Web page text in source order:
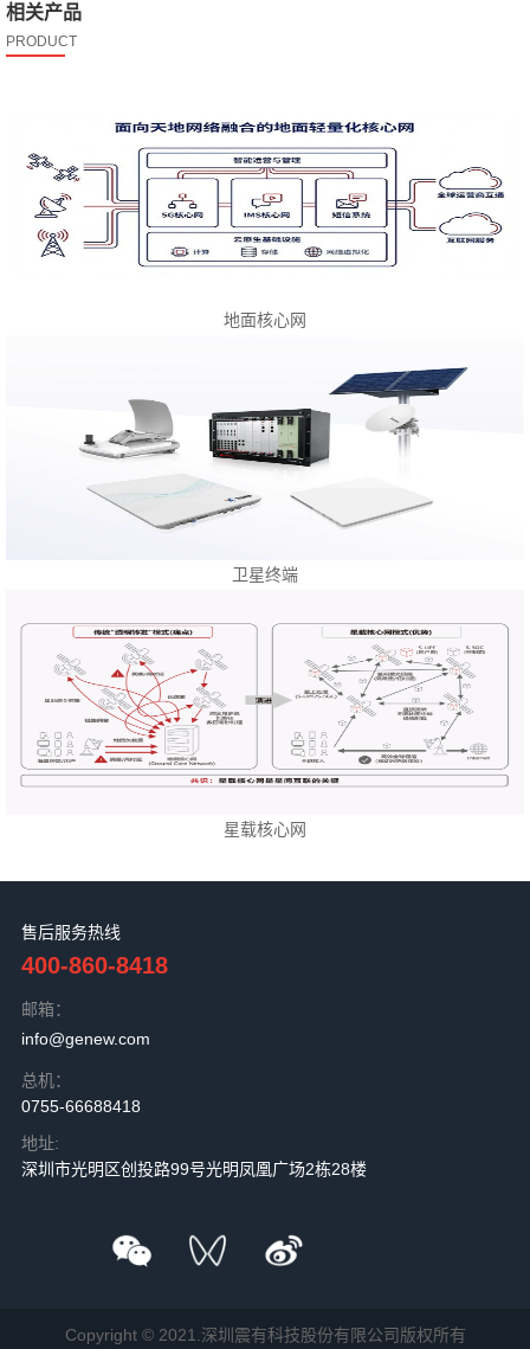
相关产品
PRODUCT
地面核心网
卫星终端
星载核心网
售后服务热线
400-860-8418
邮箱：
info@genew.com
总机：
0755-66688418
地址:
深圳市光明区创投路99号光明凤凰广场2栋28楼
Copyright © 2021.深圳震有科技股份有限公司版权所有